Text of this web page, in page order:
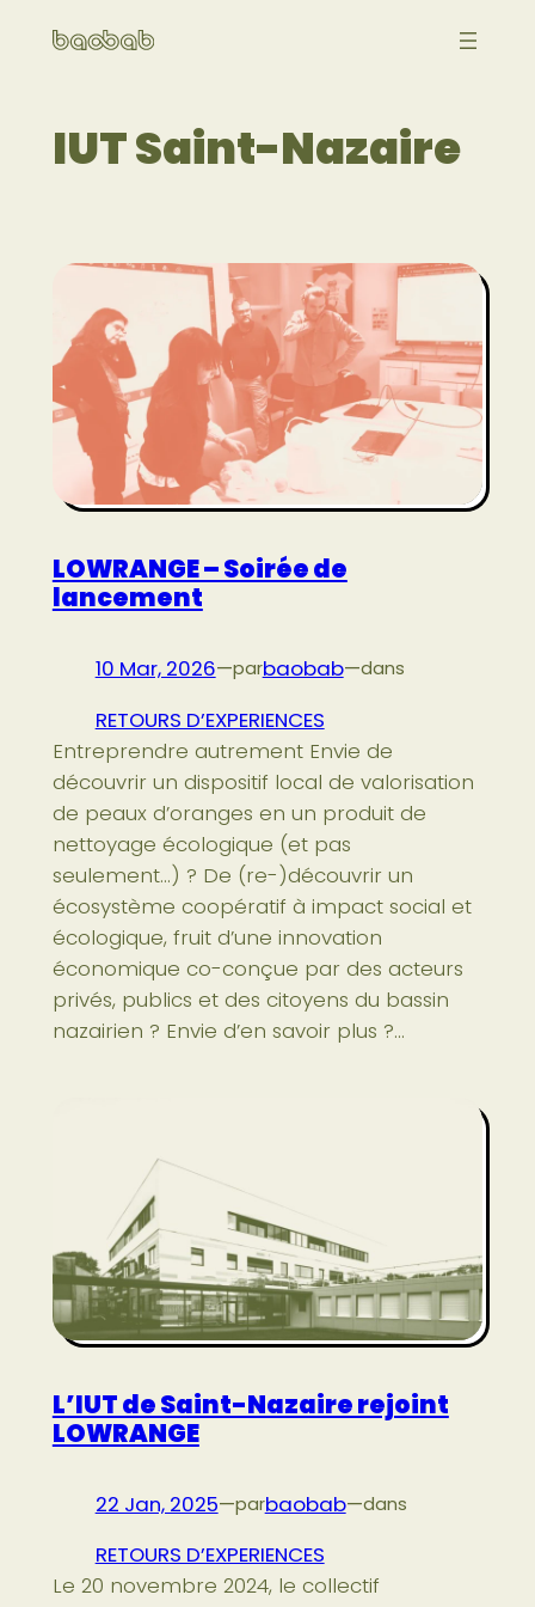
IUT Saint-Nazaire
LOWRANGE – Soirée de
lancement
10 Mar, 2026—parbaobab—dans
RETOURS D’EXPERIENCES
Entreprendre autrement Envie de
découvrir un dispositif local de valorisation
de peaux d’oranges en un produit de
nettoyage écologique (et pas
seulement…) ? De (re-)découvrir un
écosystème coopératif à impact social et
écologique, fruit d’une innovation
économique co-conçue par des acteurs
privés, publics et des citoyens du bassin
nazairien ? Envie d’en savoir plus ?…
L’IUT de Saint-Nazaire rejoint
LOWRANGE
22 Jan, 2025—parbaobab—dans
RETOURS D’EXPERIENCES
Le 20 novembre 2024, le collectif